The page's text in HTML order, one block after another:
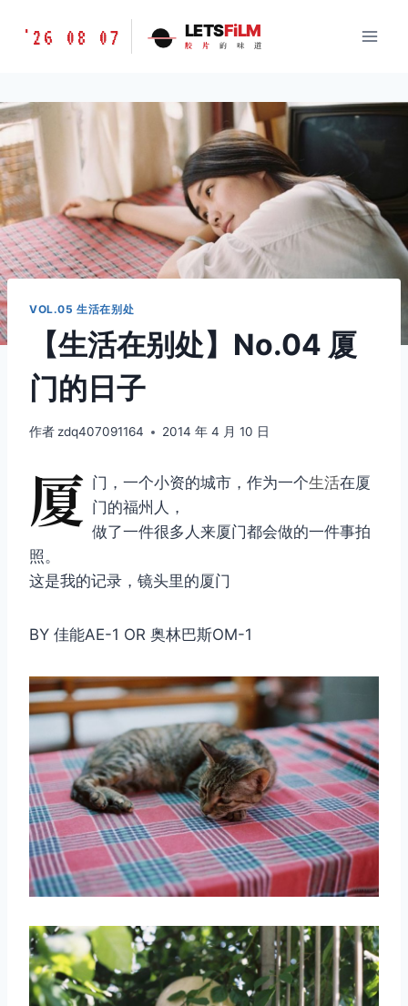
胶
味
道
LETSFILM
'26 08 07 LETSFiLM
胶 片 的 味 道
VOL.05 生活在别处
【生活在别处】No.04 厦
门的日子
作者 zdq407091164 2014 年 4 月 10 日
厦 门，一个小资的城市，作为一个生活在厦
门的福州人，
做了一件很多人来厦门都会做的一件事拍
照。
这是我的记录，镜头里的厦门
BY 佳能AE-1 OR 奥林巴斯OM-1